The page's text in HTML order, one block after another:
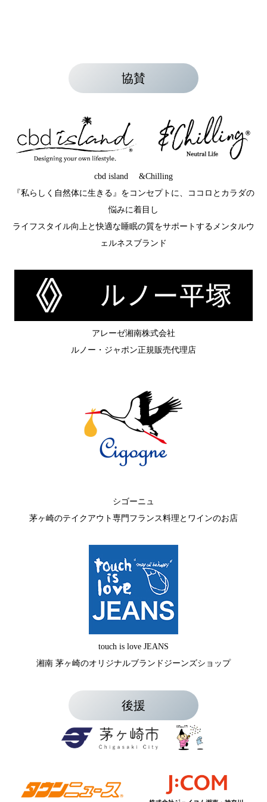
協賛
cbd island &Chilling
『私らしく自然体に生きる』をコンセプトに、ココロとカラダの
悩みに着目し
ライフスタイル向上と快適な睡眠の質をサポートするメンタルウ
ェルネスブランド
アレーゼ湘南株式会社
ルノー・ジャポン正規販売代理店
シゴーニュ
茅ヶ崎のテイクアウト専門フランス料理とワインのお店
touch is love JEANS
湘南 茅ヶ崎のオリジナルブランドジーンズショップ
後援